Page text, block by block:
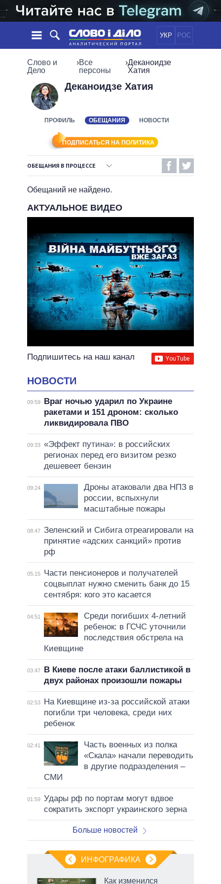
УКР РОС
НОВОСТИ
ЛЕНТА
СОБЫТИЯ
ОБЗОРЫ
ДАЙДЖЕСТЫ
ПОЛИТИКА
ОБЕЩАНИЯ
ПРЕЗИДЕНТ И ОФИС
ВЕРХОВНАЯ РАДА
КАБИНЕТ МИНИСТРОВ
ГЛАВЫ ОБЛАДМИНИСТРАЦИЙ
ИНФОГРАФИКА
ВИДЕО
ПОДДЕРЖАТЬ
СРАВНЕНИЕ ПОЛИТИКОВ
Слово и
Дело
›Все
персоны
›Деканоидзе
Хатия
Деканоидзе Хатия
ПРОФИЛЬ ОБЕЩАНИЯ НОВОСТИ
ПОДПИСАТЬСЯ НА ПОЛИТИКА
ОБЕЩАНИЯ В ПРОЦЕССЕ
ОБЕЩАНИЯ В ПРОЦЕССЕ
ВСЕ ОБЕЩАНИЯ
АРХИВНЫЕ ОБЕЩАНИЯ
Обещаний не найдено.
АКТУАЛЬНОЕ ВИДЕО
Подпишитесь на наш канал
НОВОСТИ
09:59
Враг ночью ударил по Украине
ракетами и 151 дроном: сколько
ликвидировала ПВО
09:33 «Эффект путина»: в российских
регионах перед его визитом резко
дешевеет бензин
09:24
Дроны атаковали два НПЗ в
россии, вспыхнули
масштабные пожары
08:47 Зеленский и Сибига отреагировали на
принятие «адских санкций» против
рф
05:15
Части пенсионеров и получателей
соцвыплат нужно сменить банк до 15
сентября: кого это касается
04:51
Среди погибших 4-летний
ребенок: в ГСЧС уточнили
последствия обстрела на
Киевщине
03:47
В Киеве после атаки баллистикой в
двух районах произошли пожары
02:53
На Киевщине из-за российской атаки
погибли три человека, среди них
ребенок
02:41
Часть военных из полка
«Скала» начали переводить
в другие подразделения –
СМИ
01:59 Удары рф по портам могут вдвое
сократить экспорт украинского зерна
Больше новостей
ИНФОГРАФИКА
Как изменился